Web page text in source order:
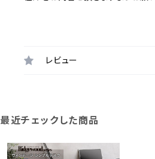
レビュー
最近チェックした商品